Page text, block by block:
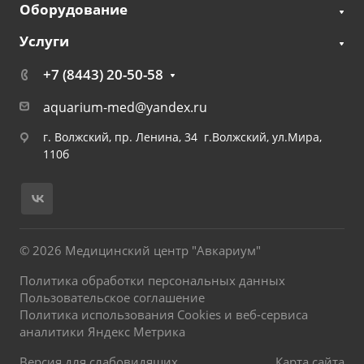
Оборудование
Услуги
+7 (8443) 20-50-58
aquarium-med@yandex.ru
г. Волжский, пр. Ленина, 34 г.Волжский, ул.Мира,
110б
© 2026 Медицинский центр "Авкариум"
Политика обработки персональных данных
Пользовательское соглашение
Политика использования Cookies и веб-сервиса
аналитики Яндекс Метрика